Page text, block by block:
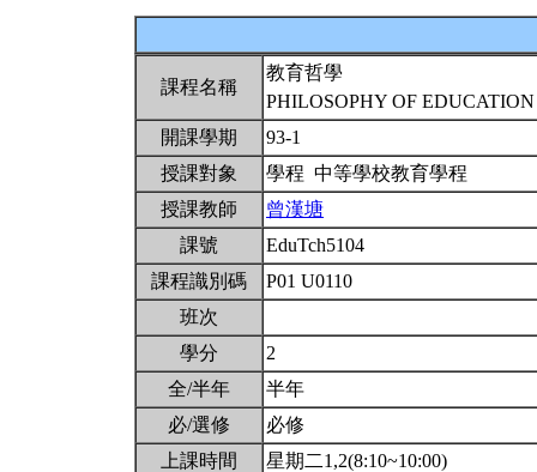
課程名稱
教育哲學
PHILOSOPHY OF
開課學期
93-1
授課對象
學程 中等學校教育學程
授課教師
曾漢塘
課號
EduTch5104
課程識別碼
P01 U0110
班次
學分
2
全/半年
半年
必/選修
必修
上課時間
星期二1,2(8:10~10:00)